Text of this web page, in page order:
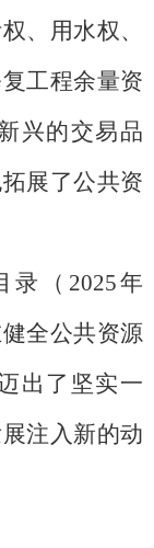
、用水权、
工程余量资
兴的交易品
展了公共资
录（ 2025年
全公共资源
出了坚实一
注入新的动